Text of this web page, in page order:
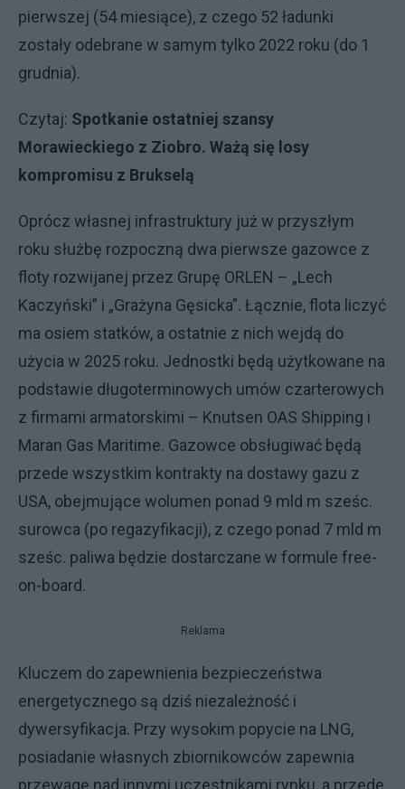
pierwszej (54 miesiące), z czego 52 ładunki
zostały odebrane w samym tylko 2022 roku (do 1
grudnia).
Czytaj: Spotkanie ostatniej szansy
Morawieckiego z Ziobro. Ważą się losy
kompromisu z Brukselą
Oprócz własnej infrastruktury już w przyszłym
roku służbę rozpoczną dwa pierwsze gazowce z
floty rozwijanej przez Grupę ORLEN – „Lech
Kaczyński” i „Grażyna Gęsicka”. Łącznie, flota liczyć
ma osiem statków, a ostatnie z nich wejdą do
użycia w 2025 roku. Jednostki będą użytkowane na
podstawie długoterminowych umów czarterowych
z firmami armatorskimi – Knutsen OAS Shipping i
Maran Gas Maritime. Gazowce obsługiwać będą
przede wszystkim kontrakty na dostawy gazu z
USA, obejmujące wolumen ponad 9 mld m sześc.
surowca (po regazyfikacji), z czego ponad 7 mld m
sześc. paliwa będzie dostarczane w formule free-
on-board.
Reklama
Kluczem do zapewnienia bezpieczeństwa
energetycznego są dziś niezależność i
dywersyfikacja. Przy wysokim popycie na LNG,
posiadanie własnych zbiornikowców zapewnia
przewagę nad innymi uczestnikami rynku, a przede